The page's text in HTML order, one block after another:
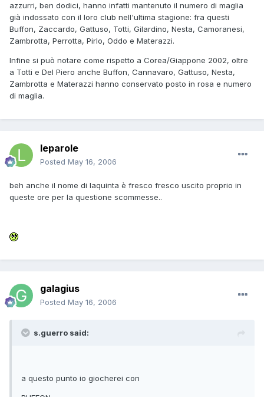
azzurri, ben dodici, hanno infatti mantenuto il numero di maglia
già indossato con il loro club nell'ultima stagione: fra questi
Buffon, Zaccardo, Gattuso, Totti, Gilardino, Nesta, Camoranesi,
Zambrotta, Perrotta, Pirlo, Oddo e Materazzi.
Infine si può notare come rispetto a Corea/Giappone 2002, oltre
a Totti e Del Piero anche Buffon, Cannavaro, Gattuso, Nesta,
Zambrotta e Materazzi hanno conservato posto in rosa e numero
di maglia.
leparole
Posted May 16, 2006
beh anche il nome di Iaquinta è fresco fresco uscito proprio in
queste ore per la questione scommesse..
galagius
Posted May 16, 2006
s.guerro said:
a questo punto io giocherei con